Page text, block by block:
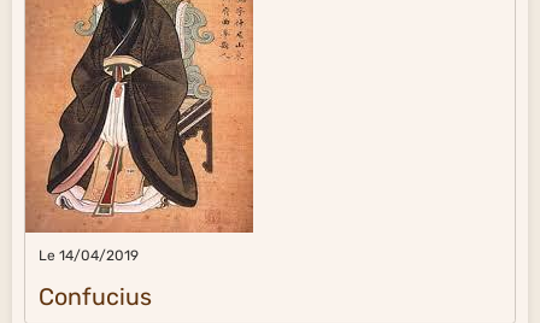
Le 14/04/2019
Confucius